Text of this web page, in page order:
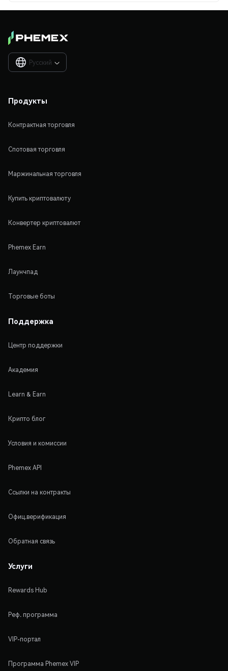
Русский 
Продукты
Контрактная торговля
Спотовая торговля
Маржинальная торговля
Купить криптовалюту
Конвертер криптовалют
Phemex Earn
Лаунчпад
Торговые боты
Поддержка
Центр поддержки
Академия
Learn & Earn
Крипто блог
Условия и комиссии
Phemex API
Ссылки на контракты
Офиц.верификация
Обратная связь
Услуги
Rewards Hub
Реф. программа
VIP-портал
Программа Phemex VIP